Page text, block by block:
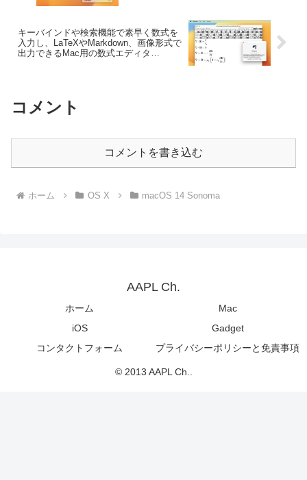
キーバインドや検索機能で素早く数式を
入力し、LaTeXやMarkdown、画像形式で
出力できるMac用の数式エディタ
コメント
コメントを書き込む
ホーム OS X macOS 14 Sonoma
AAPL Ch.
ホーム
Mac
iOS
Gadget
コンタクトフォーム
プライバシーポリシーと免責事項
© 2013 AAPL Ch..